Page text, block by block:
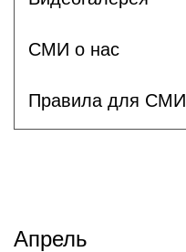
СМИ о нас
Правила для СМИ
Апрель